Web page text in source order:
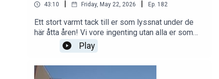
43:10 Friday, May 22, 2026 Ep. 182
Ett stort varmt tack till er som lyssnat under de
här åtta åren! Vi vore ingenting utan alla er som
tipsar, intervjuas, kommenterar och peppar. Tack
vare er kan vi fortsätta leverera tips, nyheter,
information och erfarenheter från Mallorca. För att
inte tala om alla skratt! Med inspiration från er
Play